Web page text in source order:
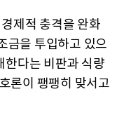
제적 충격을 완화
금을 투입하고 있으
한다는 비판과 식량
론이 팽팽히 맞서고